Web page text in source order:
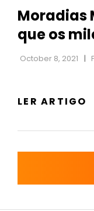
Moradias
que os
October 8, 2021
LER ARTIGO